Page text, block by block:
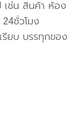
เช่น สินค้า ห้อง
ชั่วโมง
รียบ บรรทุกของ